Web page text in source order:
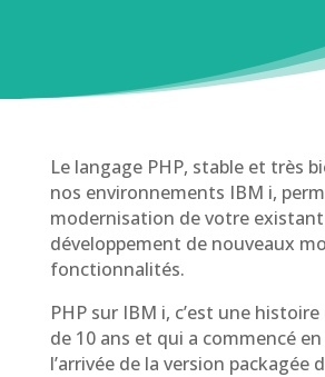
Le langage PHP, stable et très
nos environnements IBM i,
modernisation de votre
développement de nouveaux
fonctionnalités.
PHP sur IBM i, c’est une
de 10 ans et qui a commencé en
l’arrivée de la version packagée